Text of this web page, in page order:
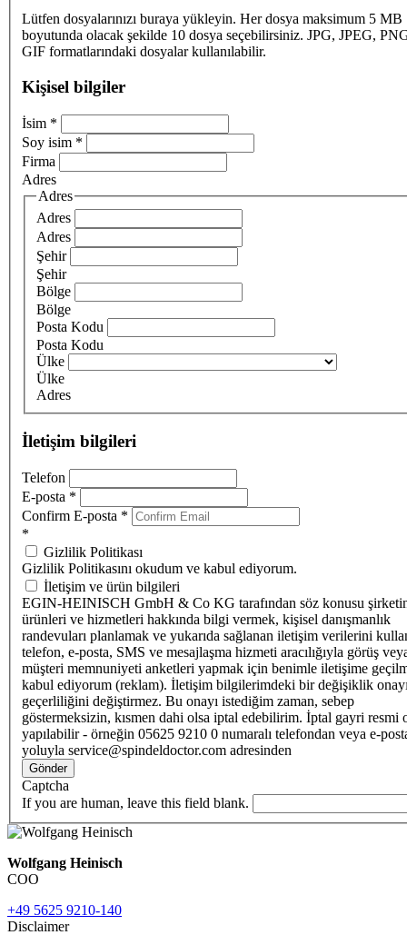
Lütfen dosyalarınızı buraya yükleyin. Her dosya maksimum 5 MB
boyutunda olacak şekilde 10 dosya seçebilirsiniz. JPG, JPEG,
GIF formatlarındaki dosyalar kullanılabilir.
Kişisel bilgiler
İsim *
Soy isim *
Firma
Adres
Adres
Adres
Adres
Şehir
Şehir
Bölge
Bölge
Posta Kodu
Posta Kodu
Ülke
Ülke
Adres
İletişim bilgileri
Telefon
E-posta *
Confirm E-posta *
*
Gizlilik Politikası
Gizlilik Politikasını okudum ve kabul ediyorum.
İletişim ve ürün bilgileri
EGIN-HEINISCH GmbH & Co KG tarafından söz konusu
ürünleri ve hizmetleri hakkında bilgi vermek, kişisel danışmanlık
randevuları planlamak ve yukarıda sağlanan iletişim verilerini
telefon, e-posta, SMS ve mesajlaşma hizmeti aracılığıyla görüş
müşteri memnuniyeti anketleri yapmak için benimle iletişime
kabul ediyorum (reklam). İletişim bilgilerimdeki bir değişiklik
geçerliliğini değiştirmez. Bu onayı istediğim zaman, sebep
göstermeksizin, kısmen dahi olsa iptal edebilirim. İptal gayri resmi
yapılabilir - örneğin 05625 9210 0 numaralı telefondan veya e-
yoluyla service@spindeldoctor.com adresinden
Gönder
Captcha
If you are human, leave this field blank.
Wolfgang Heinisch
COO
+49 5625 9210-140
Disclaimer